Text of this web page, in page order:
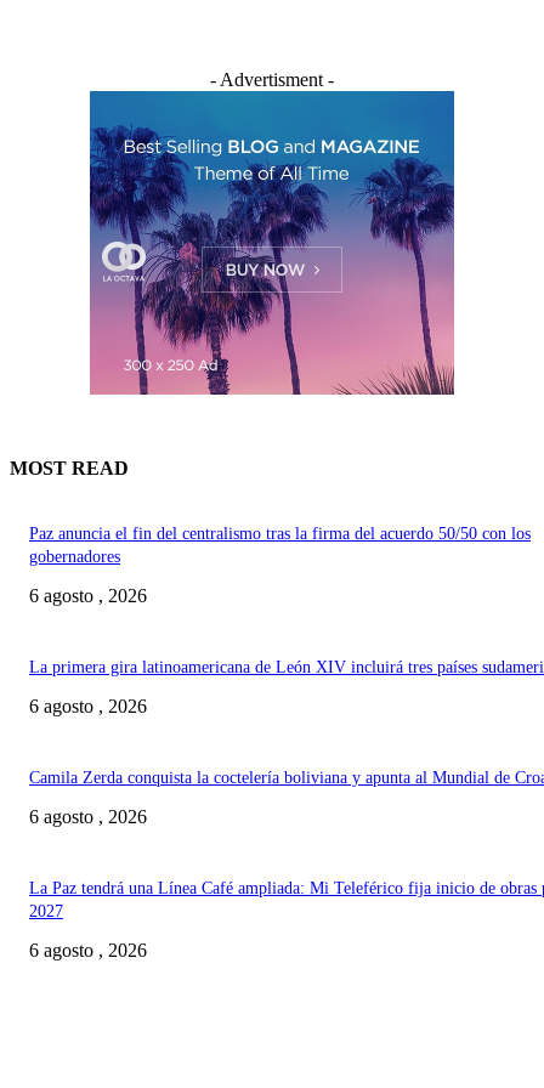
- Advertisment -
MOST READ
Paz anuncia el fin del centralismo tras la firma del acuerdo 50/50 con los
gobernadores
6 agosto , 2026
La primera gira latinoamericana de León XIV incluirá tres países
6 agosto , 2026
Camila Zerda conquista la coctelería boliviana y apunta al Mundial de
6 agosto , 2026
La Paz tendrá una Línea Café ampliada: Mi Teleférico fija inicio de obras
2027
6 agosto , 2026